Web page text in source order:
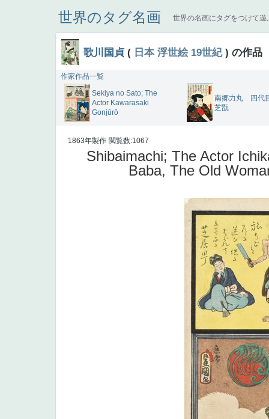
世界のタグ名画 世界の名画にタグをつけて遊
歌川国貞 ( 日本 浮世絵 19世紀) の作品
作家作品一覧
Sekiya no Sato; The
Actor Kawarasaki
Gonjūrō
南郷力丸 四代
芝翫
1863年製作 閲覧数:1067
Shibaimachi; The Actor
Baba, The Old